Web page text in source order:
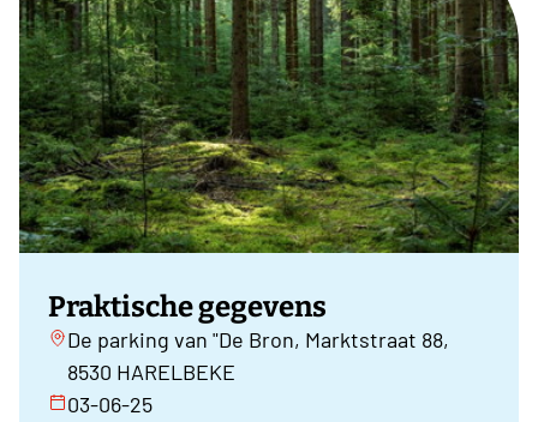
Praktische gegevens
De parking van "De Bron, Marktstraat 88,
8530 HARELBEKE
03-06-25